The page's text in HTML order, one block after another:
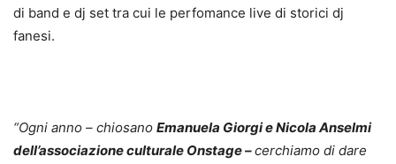
di band e dj set tra cui le perfomance live di storici dj
fanesi.
“Ogni anno – chiosano Emanuela Giorgi e Nicola Anselmi
dell’associazione culturale Onstage –cerchiamo di dare